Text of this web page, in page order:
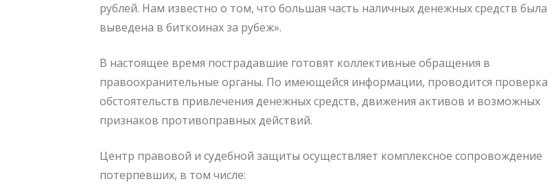
рублей. Нам известно о том, что большая часть наличных денежных средств была
выведена в биткоинах за рубеж».
В настоящее время пострадавшие готовят коллективные обращения в
правоохранительные органы. По имеющейся информации, проводится проверка
обстоятельств привлечения денежных средств, движения активов и возможных
признаков противоправных действий.
Центр правовой и судебной защиты осуществляет комплексное сопровождение
потерпевших, в том числе: